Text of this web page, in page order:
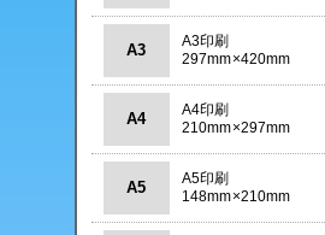
A3
A3印刷
297mm×420mm
A4
A4印刷
210mm×297mm
A5
A5印刷
148mm×210mm